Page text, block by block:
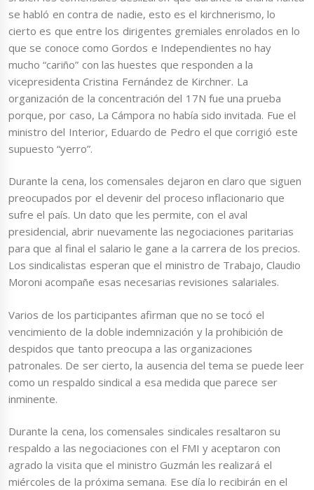
se habló en contra de nadie, esto es el kirchnerismo, lo
cierto es que entre los dirigentes gremiales enrolados en lo
que se conoce como Gordos e Independientes no hay
mucho “cariño” con las huestes que responden a la
vicepresidenta Cristina Fernández de Kirchner. La
organización de la concentración del 17N fue una prueba
porque, por caso, La Cámpora no había sido invitada. Fue el
ministro del Interior, Eduardo de Pedro el que corrigió este
supuesto “yerro”.
Durante la cena, los comensales dejaron en claro que siguen
preocupados por el devenir del proceso inflacionario que
sufre el país. Un dato que les permite, con el aval
presidencial, abrir nuevamente las negociaciones paritarias
para que al final el salario le gane a la carrera de los precios.
Los sindicalistas esperan que el ministro de Trabajo, Claudio
Moroni acompañe esas necesarias revisiones salariales.
Varios de los participantes afirman que no se tocó el
vencimiento de la doble indemnización y la prohibición de
despidos que tanto preocupa a las organizaciones
patronales. De ser cierto, la ausencia del tema se puede leer
como un respaldo sindical a esa medida que parece ser
inminente.
Durante la cena, los comensales sindicales resaltaron su
respaldo a las negociaciones con el FMI y aceptaron con
agrado la visita que el ministro Guzmán les realizará el
miércoles de la próxima semana. Ese día lo recibirán en el